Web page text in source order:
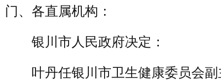
门、各直属机构：
银川市人民政府决定：
叶丹任银川市卫生健康委员会副